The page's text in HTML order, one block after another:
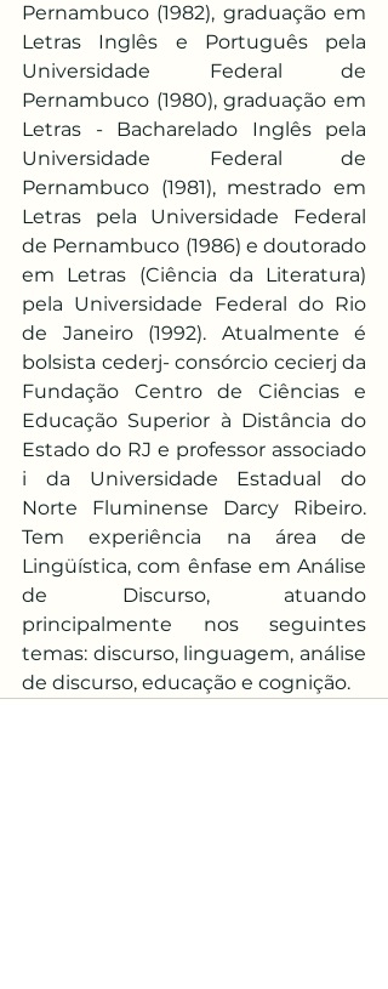
Pernambuco (1982), graduação em
Letras Inglês e Português pela
Universidade Federal de
Pernambuco (1980), graduação em
Letras - Bacharelado Inglês pela
Universidade Federal de
Pernambuco (1981), mestrado em
Letras pela Universidade Federal
de Pernambuco (1986) e doutorado
em Letras (Ciência da Literatura)
pela Universidade Federal do Rio
de Janeiro (1992). Atualmente é
bolsista cederj- consórcio cecierj da
Fundação Centro de Ciências e
Educação Superior à Distância do
Estado do RJ e professor associado
i da Universidade Estadual do
Norte Fluminense Darcy Ribeiro.
Tem experiência na área de
Lingüística, com ênfase em Análise
de Discurso, atuando
principalmente nos seguintes
temas: discurso, linguagem, análise
de discurso, educação e cognição.